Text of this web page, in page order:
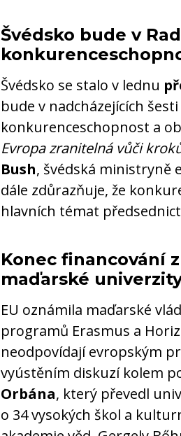
Švédsko bude v
Švédsko se stalo v lednu
bude v nadcházejících
konkurenceschopnost a
Evropa zranitelná vůči
Bush, švédská ministryně
dále zdůrazňuje, že
hlavních témat
Konec financování
maďarské
EU oznámila maďarské
programů Erasmus a
neodpovídají evropským
vyústěním diskuzí kolem
Orbána, který převedl
o 34 vysokých škol a